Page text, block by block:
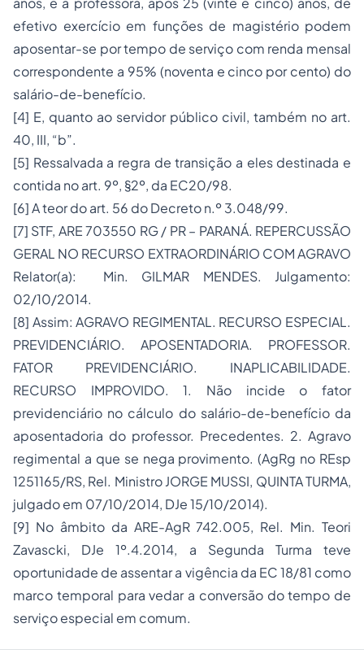
efetivo exercício em funções de magistério podem
aposentar-se por tempo de serviço com renda mensal
correspondente a 95% (noventa e cinco por cento) do
salário-de-benefício.
[4] E, quanto ao servidor público civil, também no art.
40, III, “b”.
[5] Ressalvada a regra de transição a eles destinada e
contida no art. 9º, §2º, da EC20/98.
[6]A teor do art. 56 do Decreto n.º 3.048/99.
[7] STF, ARE 703550 RG / PR – PARANÁ. REPERCUSSÃO
GERAL NO RECURSO EXTRAORDINÁRIO COM AGRAVO
Relator(a): Min. GILMAR MENDES. Julgamento:
02/10/2014.
[8] Assim: AGRAVO REGIMENTAL. RECURSO ESPECIAL.
PREVIDENCIÁRIO. APOSENTADORIA. PROFESSOR.
FATOR PREVIDENCIÁRIO. INAPLICABILIDADE.
RECURSO IMPROVIDO. 1. Não incide o fator
previdenciário no cálculo do salário-de-benefício da
aposentadoria do professor. Precedentes. 2. Agravo
regimental a que se nega provimento. (AgRg no REsp
1251165/RS, Rel. Ministro JORGE MUSSI, QUINTA TURMA,
julgado em 07/10/2014, DJe 15/10/2014).
[9] No âmbito da ARE-AgR 742.005, Rel. Min. Teori
Zavascki, DJe 1º.4.2014, a Segunda Turma teve
oportunidade de assentar a vigência da EC 18/81 como
marco temporal para vedar a conversão do tempo de
serviço especial em comum.